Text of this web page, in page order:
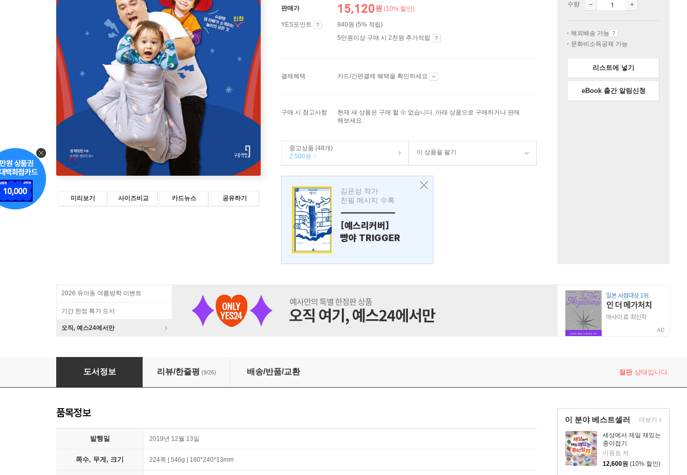
미리보기 사이즈비교 카드뉴스 공유하기
판매가 15,120원 (10% 할인)
YES포인트
840원 (5% 적립)
5만원이상 구매 시 2천원 추가적립
결제혜택 카드/간편결제 혜택을 확인하세요
구매 시 참고사항
현재 새 상품은 구매 할 수 없습니다. 아래 상품으로 구매하거나 판매
해보세요.
중고상품 (48개)
2,500원 ~
이 상품을 팔기
김은성 작가
친필 메시지 수록
---------------
[예스리커버]
빵야 TRIGGER
수량
해외배송 가능
문화비소득공제 가능
리스트에 넣기
eBook 출간 알림신청
2026 유아동 여름방학 이벤트
기간 한정 특가 도서
오직, 예스24에서만 AD
샘 해밍턴의 하루 5분 아빠랜드
도서정보 리뷰/한줄평 (9/26) 배송/반품/교환 절판상태입니다.
이 분야 베스트셀러
세상에서 제일 재밌는
종이접기
이원표 저
12,600원 (10% 할인)
더보기
품목정보
발행일 2019년 12월 13일
쪽수, 무게, 크기 224쪽 | 546g | 180*240*13mm